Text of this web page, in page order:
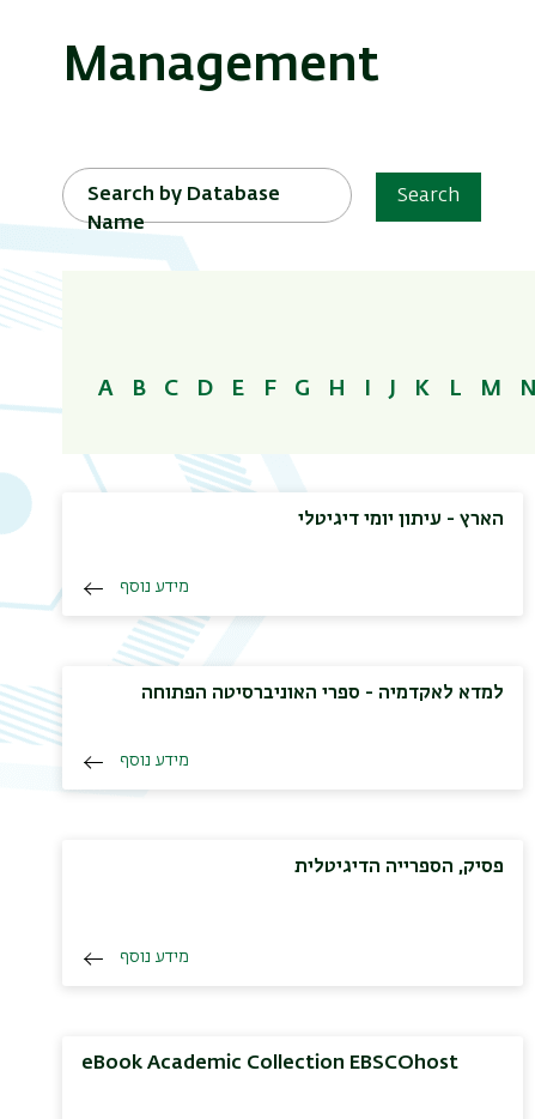
Management
Search by Database
Name
Search
A B C D E F G H J K L M N
הארץ - עיתון יומי דיגיטלי
מידע נוסף
למדא לאקדמיה - ספרי האוניברסיטה הפתוחה
מידע נוסף
פסיק, הספרייה הדיגיטלית
מידע נוסף
eBook Academic Collection EBSCOhost